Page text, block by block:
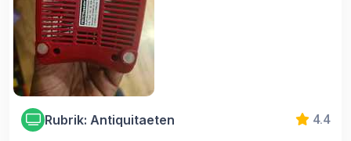
Rubrik: Antiquitaeten 4.4